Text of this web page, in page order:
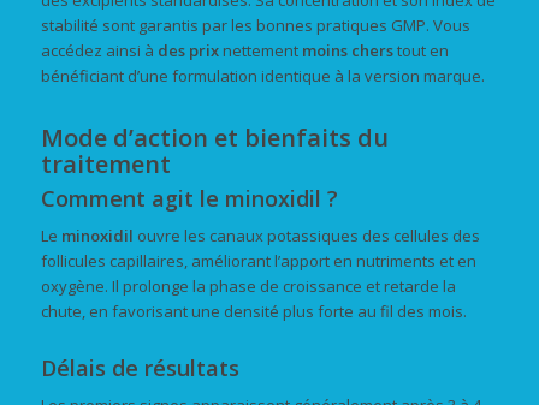
stabilité sont garantis par les bonnes pratiques GMP. Vous
accédez ainsi à des prixnettement moins cherstout en
bénéficiant d’une formulation identique à la version marque.
Mode d’action et bienfaits du
traitement
Comment agit le minoxidil ?
Le minoxidil ouvre les canaux potassiques des cellules des
follicules capillaires, améliorant l’apport en nutriments et en
oxygène. Il prolonge la phase de croissance et retarde la
chute, en favorisant une densité plus forte au fil des mois.
Délais de résultats